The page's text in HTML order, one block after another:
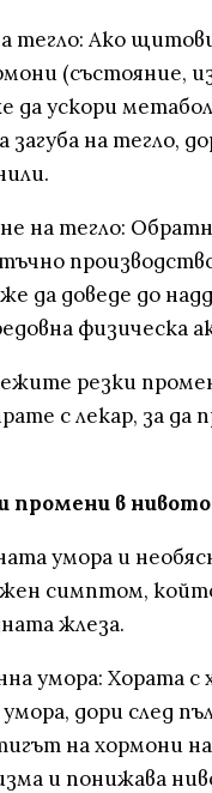
тегло: Ако
(състояние,
да ускори
загуба на тегло,
на тегло:
да доведе до
физическа
резки
с лекар, за
промени в
умора и
симптом,
жлеза.
умора: Хората
дори след
на хормони
и понижава